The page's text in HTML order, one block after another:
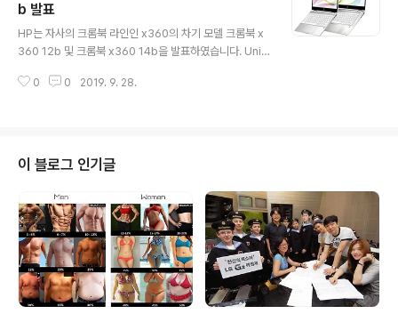
이폰에 채용될 시기등에 대해서는 아직 알 수 없으며, 안드
로이드 기기에서 사용하는 LED 알림과 같이 스마트폰의
디스플레이를 켜지 않은 상태에서도 각종 알람을 확인할
출처 : GSMArena外
b 발표
HP는 자사의 크롬북 라인인 x360의 차기 모델 크롬북 x
360 12b 및 크롬북 x360 14b을 발표하였습니다. Univ
한 크롬북 x360 12b 및 크롬북 x360 14b는 1년 단위의
R4 RAM32GB 스토리지2x USB Type-C 포트, 1x US
B-A, 오디오 잭 및 MicroSD 슬롯Bluetooth 5.0 및 기
가비트 급 WiFi5 지원최대 10시간 지속 배터리출고가 : 3
59달러 크롬북 x360 14b14인치 1366 * 768(4:3 비
율)..
0 0 2019. 9. 28.
이 블로그 인기글